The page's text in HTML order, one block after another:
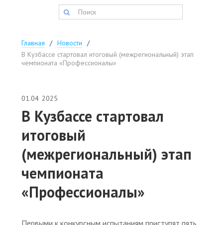
Главная
Новости
В Кузбассе стартовал итоговый (межрегиональный) этап
чемпионата «Профессионалы»
01.04 2025
В Кузбассе стартовал
итоговый
(межрегиональный) этап
чемпионата
«Профессионалы»
Первыми к конкурсным испытаниям приступят пять